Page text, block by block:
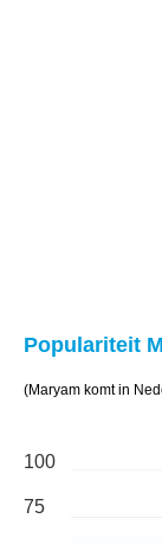
Populariteit
(Maryam komt in
100
75